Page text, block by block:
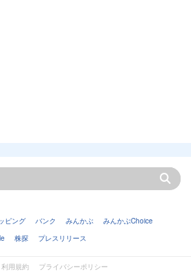
ピング バンク みんかぶ
みんかぶChoice
株探 プレスリリース
利用規約 プライバシーポリシー